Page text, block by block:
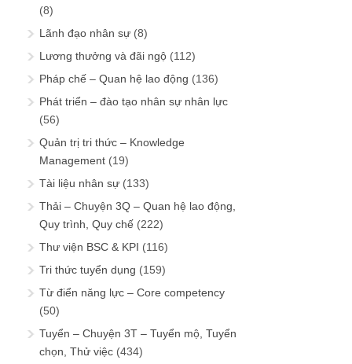
(8)
Lãnh đạo nhân sự (8)
Lương thưởng và đãi ngộ (112)
Pháp chế – Quan hệ lao động (136)
Phát triển – đào tạo nhân sự nhân lực
(56)
Quản trị tri thức – Knowledge
Management (19)
Tài liệu nhân sự (133)
Thải – Chuyện 3Q – Quan hệ lao động,
Quy trình, Quy chế (222)
Thư viện BSC & KPI (116)
Tri thức tuyển dụng (159)
Từ điển năng lực – Core competency
(50)
Tuyển – Chuyện 3T – Tuyển mộ, Tuyển
chọn, Thử việc (434)